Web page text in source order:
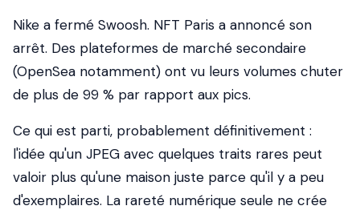
Nike a fermé Swoosh. NFT Paris a annoncé son
arrêt. Des plateformes de marché secondaire
(OpenSea notamment) ont vu leurs volumes chuter
de plus de 99 % par rapport aux pics.
Ce qui est parti, probablement définitivement :
l'idée qu'un JPEG avec quelques traits rares peut
valoir plus qu'une maison juste parce qu'il y a peu
d'exemplaires. La rareté numérique seule ne crée